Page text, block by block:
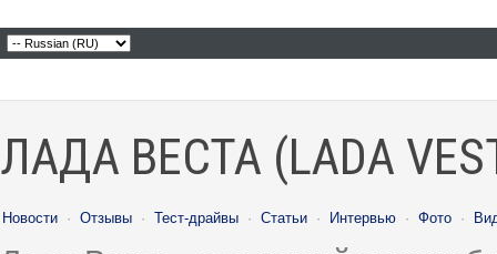
ЛАДА ВЕСТА (LADA
Новости · Отзывы · Тест-драйвы · Статьи · Интервью · Фото ·